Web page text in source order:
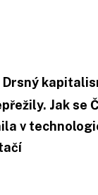
Drsný
Jak se
v